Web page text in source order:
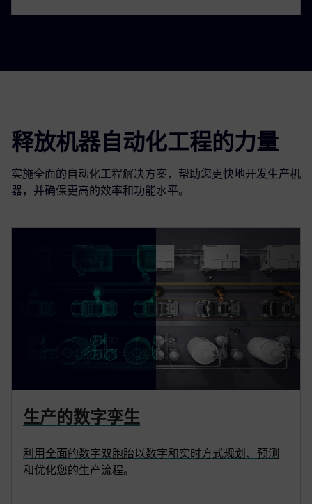
释放机器自动化工程的力量
实施全面的自动化工程解决方案，帮助您更快地开发生产机
器，并确保更高的效率和功能水平。
生产的数字孪生
利用全面的数字双胞胎以数字和实时方式规划、预测
和优化您的生产流程。